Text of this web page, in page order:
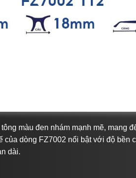
màu đen nhám mạnh mẽ, mang
của dòng FZ7002 nổi bật với độ bền
dài.